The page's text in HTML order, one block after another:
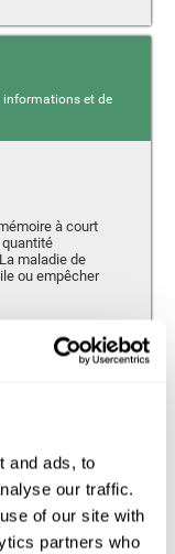
and ads, to
our traffic.
of our site with
partners who
informations et de
à court
maladie de
ou empêcher
à court
verbale à
les altérations
à la
motrices de